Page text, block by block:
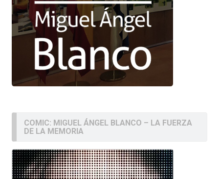
COMIC: MIGUEL ÁNGEL BLANCO – LA FUERZA
DE LA MEMORIA